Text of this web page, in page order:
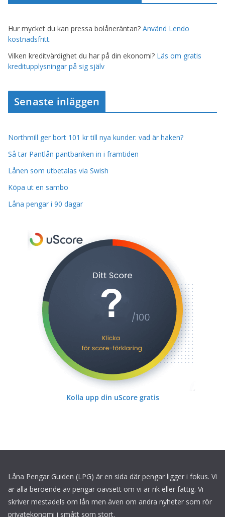
Hur mycket du kan pressa bolåneräntan? Använd Lendo
kostnadsfritt.
Vilken kreditvärdighet du har på din ekonomi? Läs om gratis
kreditupplysningar på sig själv
Senaste inläggen
Northmill ger bort 101 kr till nya kunder: vad är haken?
Så tar Pantlån pantbanken in i framtiden
Lånen som utbetalas via Swish
Köpa ut en sambo
Låna pengar i 90 dagar
Kolla upp din uScore gratis
Låna Pengar Guiden (LPG) är en sida där pengar ligger i fokus. Vi
är alla beroende av pengar oavsett om vi är rik eller fattig. Vi
skriver mestadels om lån men även om andra nyheter som rör
privatekonomi i smått som stort.